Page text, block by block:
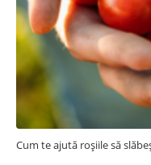
Cum te ajută roșiile să